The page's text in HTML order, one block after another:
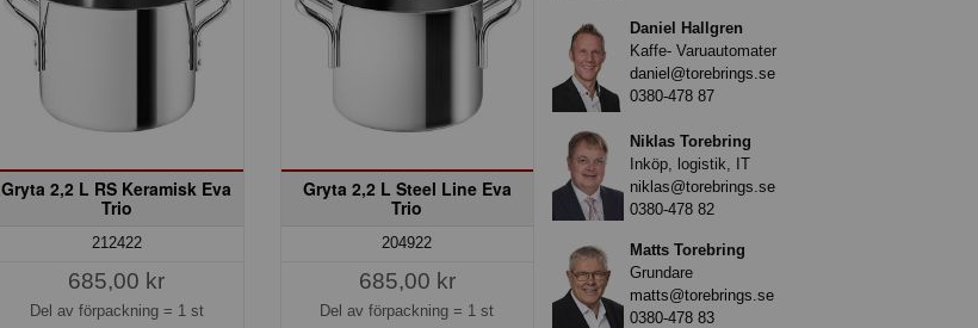
Gryta 2,2 L RS Keramisk Eva
Trio
212422
685,00 kr
Del av förpackning = 1 st
Gryta 2,2 L Steel Line Eva
Trio
204922
685,00 kr
Del av förpackning = 1 st
Daniel Hallgren
Kaffe- Varuautomater
daniel@torebrings.se
0380-478 87
Niklas Torebring
Inköp, logistik, IT
niklas@torebrings.se
0380-478 82
Matts Torebring
Grundare
matts@torebrings.se
0380-478 83